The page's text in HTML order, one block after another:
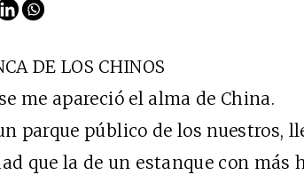
DE LOS CHINOS
me apareció el alma de China.
parque público de los nuestros,
que la de un estanque con más